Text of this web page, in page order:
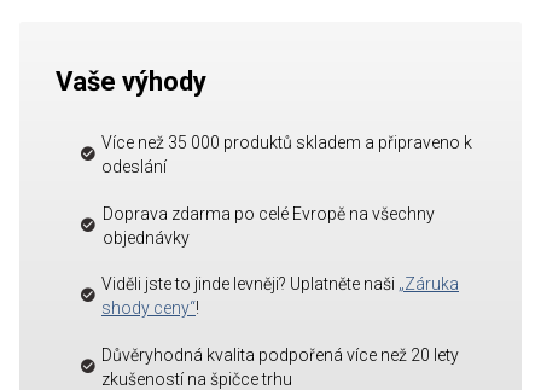
Vaše výhody
Více než 35 000 produktů skladem a připraveno k
odeslání
Doprava zdarma po celé Evropě na všechny
objednávky
Viděli jste to jinde levněji? Uplatněte naši „Záruka
shody ceny“!
Důvěryhodná kvalita podpořená více než 20 lety
zkušeností na špičce trhu